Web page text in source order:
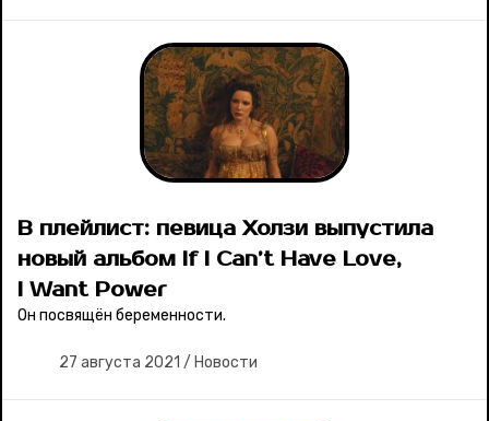
В плейлист: певица Холзи выпустила
новый альбом If I Can’t Have Love,
I Want Power
Он посвящён беременности.
27 августа 2021 / Новости